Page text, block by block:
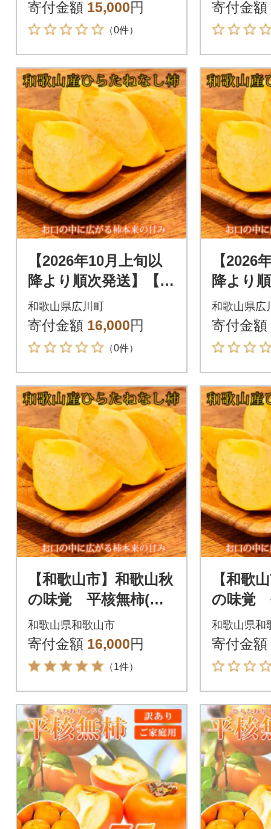
寄付金額 15,000円
（0件）
寄付金額
【2026年10月上旬以
降より順次発送】【広
川町】和歌山秋の味
覚 平核無柿 約4kg
化粧箱入
和歌山県広川町
寄付金額 16,000円
（0件）
【2026
降より
川町】
覚 平
化粧箱
和歌山県広
寄付金額
【和歌山市】和歌山秋
の味覚 平核無柿(ひ
らたねなしがき) 約4
kg 化粧箱入
和歌山県和歌山市
寄付金額 16,000円
（1件）
【和歌
の味覚
らたね
kg 化
和歌山県和
寄付金額